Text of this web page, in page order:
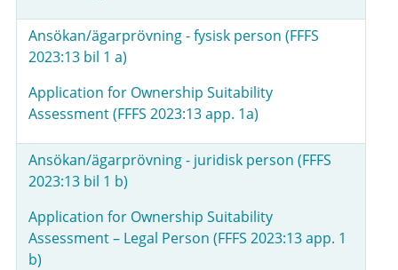
Ansökan/ägarprövning - fysisk person (FFFS
2023:13 bil 1 a)
Application for Ownership Suitability
Assessment (FFFS 2023:13 app. 1a)
Ansökan/ägarprövning - juridisk person (FFFS
2023:13 bil 1 b)
Application for Ownership Suitability
Assessment – Legal Person (FFFS 2023:13 app. 1
b)